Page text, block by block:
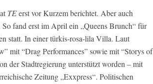
TEerst vor Kurzem berichtet. Aber auch
fand erst im April ein „Queens Brunch“ für
statt. In einer türkis-rosa-lila Villa. Laut
mit “Drag Performances” sowie mit “Storys of
der Stadtregierung unterstützt worden – mit
Zeitung „Exxpress“. Politischen